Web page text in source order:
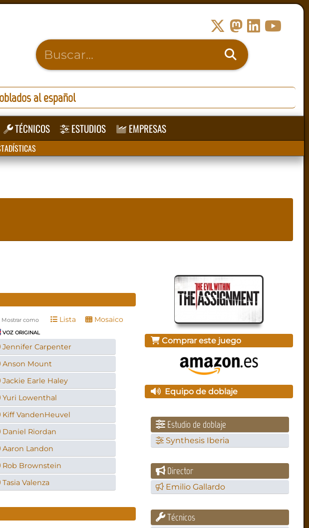
al español
TÉCNICOS ESTUDIOS EMPRESAS
Mostrar como Lista Mosaico
VOZ ORIGINAL
Jennifer Carpenter
Anson Mount
Jackie Earle Haley
Yuri Lowenthal
Kiff VandenHeuvel
Daniel Riordan
Aaron Landon
Rob Brownstein
Tasia Valenza
Comprar este juego
Equipo de doblaje
Estudio de doblaje
Synthesis Iberia
Director
Emilio Gallardo
Técnicos